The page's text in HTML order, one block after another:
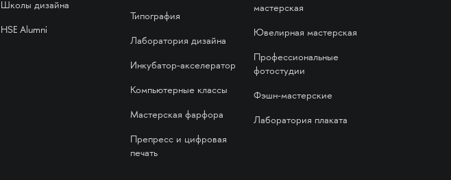
Школы дизайна
HSE Alumni
Типография
Лаборатория дизайна
Инкубатор-акселератор
Компьютерные классы
Мастерская фарфора
Препресс и цифровая
печать
мастерская
Ювелирная мастерская
Профессиональные
фотостудии
Фэшн-мастерские
Лаборатория плаката